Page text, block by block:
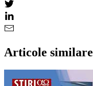
Articole similare